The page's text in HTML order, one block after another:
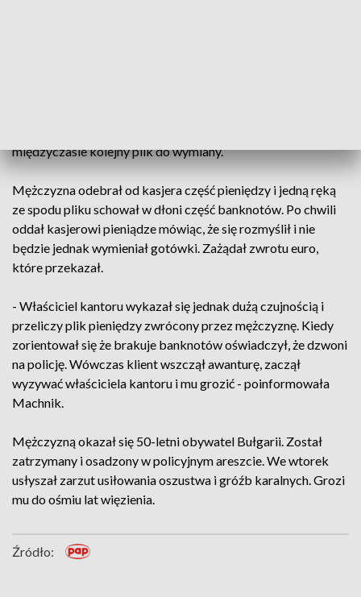
międzyczasie kolejny plik do wymiany.
Mężczyzna odebrał od kasjera część pieniędzy i jedną ręką
ze spodu pliku schował w dłoni część banknotów. Po chwili
oddał kasjerowi pieniądze mówiąc, że się rozmyślił i nie
będzie jednak wymieniał gotówki. Zażądał zwrotu euro,
które przekazał.
- Właściciel kantoru wykazał się jednak dużą czujnością i
przeliczy plik pieniędzy zwrócony przez mężczyznę. Kiedy
zorientował się że brakuje banknotów oświadczył, że dzwoni
na policję. Wówczas klient wszczął awanturę, zaczął
wyzywać właściciela kantoru i mu grozić - poinformowała
Machnik.
Mężczyzną okazał się 50-letni obywatel Bułgarii. Został
zatrzymany i osadzony w policyjnym areszcie. We wtorek
usłyszał zarzut usiłowania oszustwa i gróźb karalnych. Grozi
mu do ośmiu lat więzienia.
Źródło: